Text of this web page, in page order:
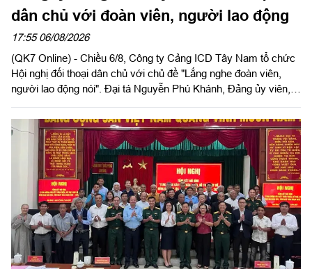
dân chủ với đoàn viên, người lao động
17:55 06/08/2026
(QK7 Online) - Chiều 6/8, Công ty Cảng ICD Tây Nam tổ chức
Hội nghị đối thoại dân chủ với chủ đề "Lắng nghe đoàn viên,
người lao động nói". Đại tá Nguyễn Phú Khánh, Đảng ủy viên,
Thượng tá Nguyễn Ngọc Khánh, Giám đốc Công ty Cảng ICD
Tây Nam chủ trì hội nghị. Dự hội nghị có Đại tá Phạm Thị Thu
Hương, Trưởng phòng Công tác quần chúng, Cục Chính trị
Quân khu 7; Đại tá Trần Thị Mỹ Châu, Phó Tổng giám đốc
Công ty Tây Nam cùng đông đảo cán bộ, đoàn viên, người lao
động Công ty Cảng ICD Tây Nam.